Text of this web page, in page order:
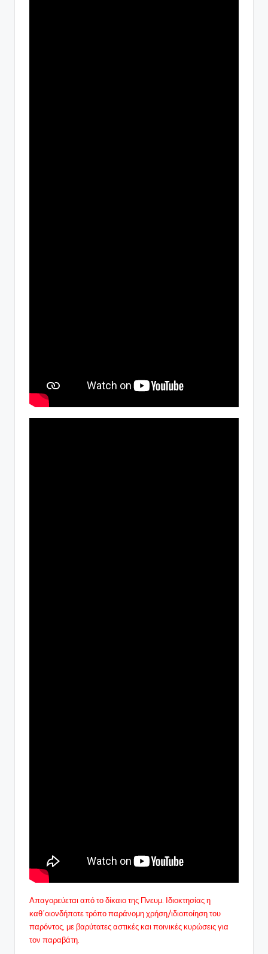
Απαγορεύεται από το δίκαιο της Πνευμ. Ιδιοκτησίας η
καθ΄οιονδήποτε τρόπο παράνομη χρήση/ιδιοποίηση του
παρόντος, με βαρύτατες αστικές και ποινικές κυρώσεις για
τον παραβάτη.